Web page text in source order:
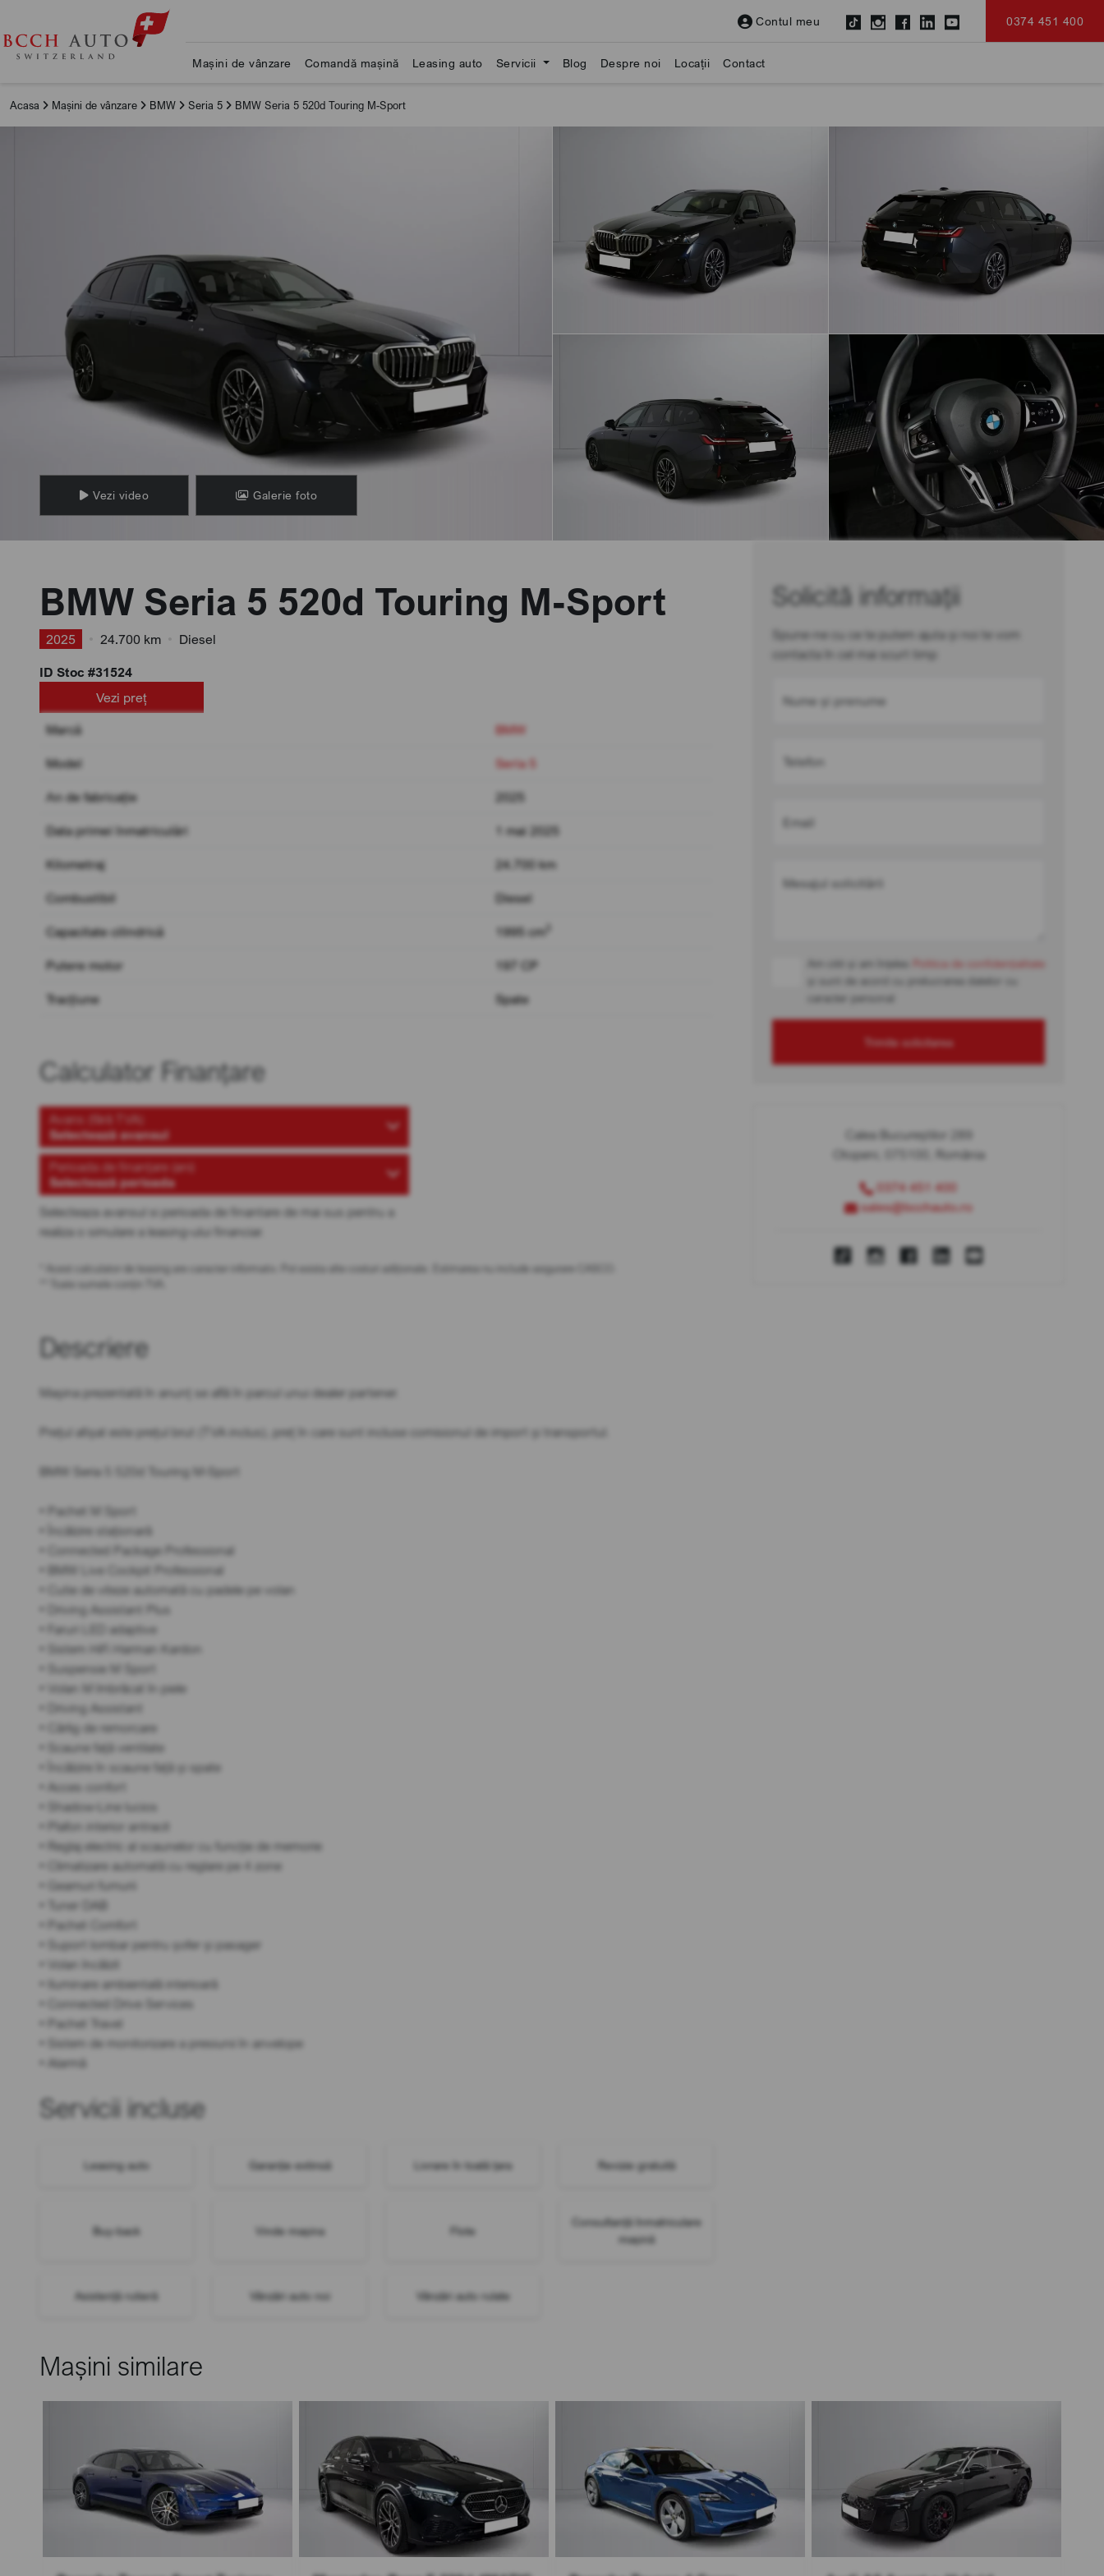
Contul meu 0374 451 400
Mașini de vânzare Comandă mașină Leasing auto Servicii Blog Despre noi Locații Contact
Acasa Mașini de vânzare BMW Seria 5 BMW Seria 5 520d Touring M-Sport
Vezi video Galerie foto
BMW Seria 5 520d Touring M-Sport
2025 24.700 km
Diesel
ID Stoc #31524
Vezi preț
Marcă
BMW
Model Seria 5
An de fabricație 2025
Data primei înmatriculări 1 mai 2025
Kilometraj 24.700 km
Combustibil Diesel
Capacitate cilindrică 1995 cm
Putere motor 197 CP
Tracțiune Spate
Calculator Finanțare
Avans (fără TVA)
Selectează avansul
Perioada de finanțare (ani)
Selectează perioada
Selecteaza avansul si perioada de finantare de mai sus pentru a
realiza o simulare a leasing-ului financiar.
* Acest calculator de leasing are caracter informativ. Pot exista alte costuri adiționale. Estimarea nu include asigurare CASCO.
** Toate sumele conțin TVA.
Descriere
Mașina prezentată în anunț se află în parcul unui dealer partener.
Prețul afișat este prețul brut (TVA inclus), preț în care sunt incluse comisionul de import și transportul.
BMW Seria 5 520d Touring M-Sport
• Pachet M Sport
• Încălzire staționară
• Connected Package Professional
• BMW Live Cockpit Professional
• Cutie de viteze automată cu padele pe volan
• Driving Assistant Plus
• Faruri LED adaptive
• Sistem HiFi Harman Kardon
• Suspensie M Sport
• Volan M îmbrăcat în piele
• Driving Assistant
• Cârlig de remorcare
• Scaune față ventilate
• Încălzire în scaune față și spate
• Acces confort
• Shadow-Line lucios
• Plafon interior antracit
• Reglaj electric al scaunelor cu funcție de memorie
• Climatizare automată cu reglare pe 4 zone
• Geamuri fumurii
• Tuner DAB
• Pachet Comfort
• Suport lombar pentru șofer și pasager
• Volan încălzit
• Iluminare ambientală interioară
• Connected Drive Services
• Pachet Travel
• Sistem de monitorizare a presiunii în anvelope
• Alarmă
Servicii incluse
Leasing auto Garanție extinsă Livrare în toată țara Revizie gratuită
Buy-back Vinde mașina Flote
Consultanță înmatriculare
mașină
Asistență rutieră Vânzări auto noi Vânzări auto rulate
Solicită informații
Spune-ne cu ce te putem ajuta și noi te vom
contacta în cel mai scurt timp
Nume și prenume
Telefon
Email
Mesajul solicitării
Am citit și am înțeles
Politica de confidențialitate
și sunt de acord cu prelucrarea datelor cu
caracter personal
Trimite solicitarea
Calea Bucureștilor 289
Otopeni, 075100, România
0374 451 400
sales@bcchauto.ro
Mașini similare